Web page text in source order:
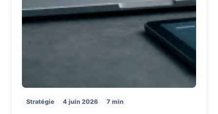
Stratégie 4 juin 2026 7 min